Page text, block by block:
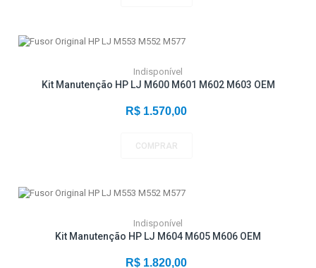
Indisponível
Kit Manutenção HP LJ M600 M601 M602 M603 OEM
R$ 1.570,00
COMPRAR
Indisponível
Kit Manutenção HP LJ M604 M605 M606 OEM
R$ 1.820,00